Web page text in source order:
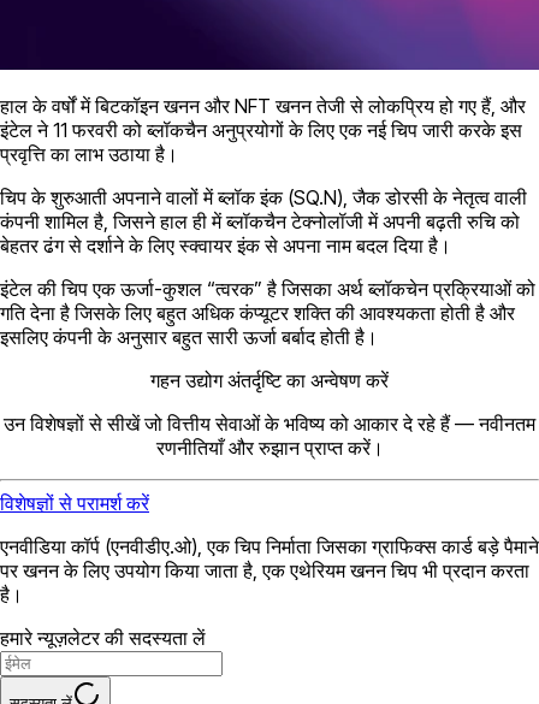
हाल के वर्षों में बिटकॉइन खनन और NFT खनन तेजी से लोकप्रिय हो गए हैं, और
इंटेल ने 11 फरवरी को ब्लॉकचैन अनुप्रयोगों के लिए एक नई चिप जारी करके इस
प्रवृत्ति का लाभ उठाया है।
चिप के शुरुआती अपनाने वालों में ब्लॉक इंक (SQ.N), जैक डोरसी के नेतृत्व वाली
कंपनी शामिल है, जिसने हाल ही में ब्लॉकचैन टेक्नोलॉजी में अपनी बढ़ती रुचि को
बेहतर ढंग से दर्शाने के लिए स्क्वायर इंक से अपना नाम बदल दिया है।
इंटेल की चिप एक ऊर्जा-कुशल “त्वरक” है जिसका अर्थ ब्लॉकचेन प्रक्रियाओं को
गति देना है जिसके लिए बहुत अधिक कंप्यूटर शक्ति की आवश्यकता होती है और
इसलिए कंपनी के अनुसार बहुत सारी ऊर्जा बर्बाद होती है।
गहन उद्योग अंतर्दृष्टि का अन्वेषण करें
उन विशेषज्ञों से सीखें जो वित्तीय सेवाओं के भविष्य को आकार दे रहे हैं — नवीनतम
रणनीतियाँ और रुझान प्राप्त करें।
विशेषज्ञों से परामर्श करें
एनवीडिया कॉर्प (एनवीडीए.ओ), एक चिप निर्माता जिसका ग्राफिक्स कार्ड बड़े पैमाने
पर खनन के लिए उपयोग किया जाता है, एक एथेरियम खनन चिप भी प्रदान करता
है।
हमारे न्यूज़लेटर की सदस्यता लें